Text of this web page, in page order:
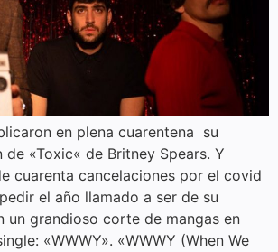
en plena cuarentena su
«Toxic« de Britney Spears. Y
cuarenta cancelaciones por el covid
el año llamado a ser de su
un grandioso corte de mangas en
«WWWY». «WWWY (When We